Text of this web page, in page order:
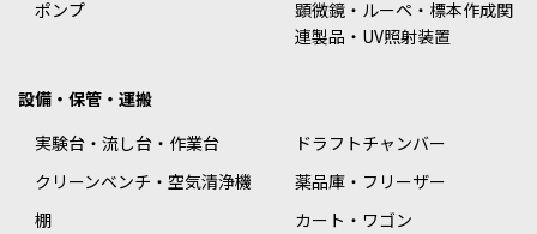
ポンプ
顕微鏡・ルーペ・標本作成関
連製品・UV照射装置
設備・保管・運搬
実験台・流し台・作業台
ドラフトチャンバー
クリーンベンチ・空気清浄機
薬品庫・フリーザー
棚
カート・ワゴン